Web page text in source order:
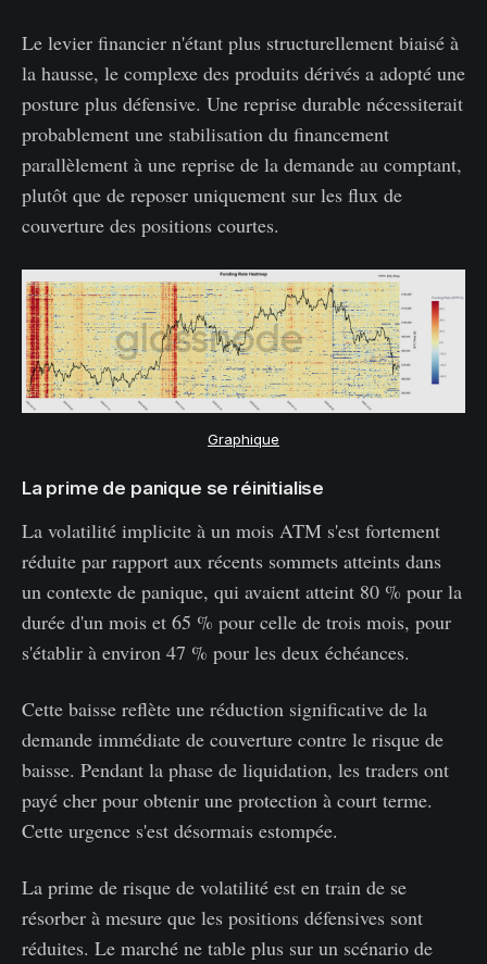
Le levier financier n'étant plus structurellement biaisé à
la hausse, le complexe des produits dérivés a adopté une
posture plus défensive. Une reprise durable nécessiterait
probablement une stabilisation du financement
parallèlement à une reprise de la demande au comptant,
plutôt que de reposer uniquement sur les flux de
couverture des positions courtes.
Graphique
La prime de panique se réinitialise
La volatilité implicite à un mois ATM s'est fortement
réduite par rapport aux récents sommets atteints dans
un contexte de panique, qui avaient atteint 80 % pour la
durée d'un mois et 65 % pour celle de trois mois, pour
s'établir à environ 47 % pour les deux échéances.
Cette baisse reflète une réduction significative de la
demande immédiate de couverture contre le risque de
baisse. Pendant la phase de liquidation, les traders ont
payé cher pour obtenir une protection à court terme.
Cette urgence s'est désormais estompée.
La prime de risque de volatilité est en train de se
résorber à mesure que les positions défensives sont
réduites. Le marché ne table plus sur un scénario de